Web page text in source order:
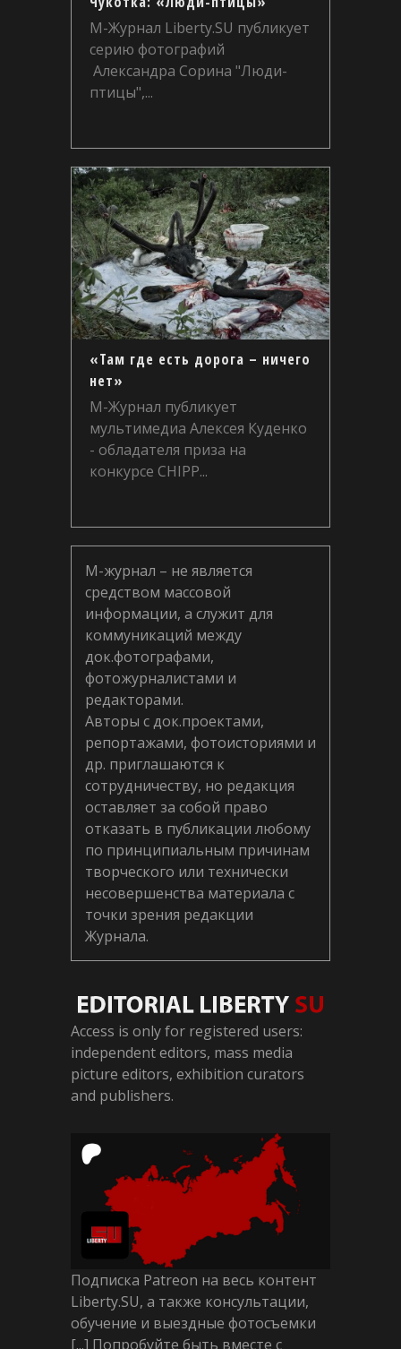
М-Журнал Liberty.SU публикует
серию фотографий
Александра Сорина "Люди-
птицы",...
«Там где есть дорога – ничего
нет»
М-Журнал публикует
мультимедиа Алексея Куденко
- обладателя приза на
конкурсе CHIPP...
М-журнал – не является
средством массовой
информации, а служит для
коммуникаций между
док.фотографами,
фотожурналистами и
редакторами.
Авторы с док.проектами,
репортажами, фотоисториями и
др. приглашаются к
сотрудничеству, но редакция
оставляет за собой право
отказать в публикации любому
по принципиальным причинам
творческого или технически
несовершенства материала с
точки зрения редакции
Журнала.
Access is only for registered users:
independent editors, mass media
picture editors, exhibition curators
and publishers.
Подписка Patreon на весь контент
Liberty.SU, а также консультации,
обучение и выездные фотосъемки
[...] Попробуйте быть вместе с